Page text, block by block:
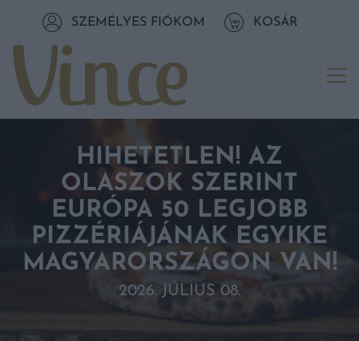
Tovább a tartalomhozSZEMÉLYES FIÓKOM KOSÁR
HIHETETLEN! AZ
OLASZOK SZERINT
EURÓPA 50 LEGJOBB
PIZZÉRIÁJÁNAK EGYIKE
MAGYARORSZÁGON VAN!
2026. JÚLIUS 08.